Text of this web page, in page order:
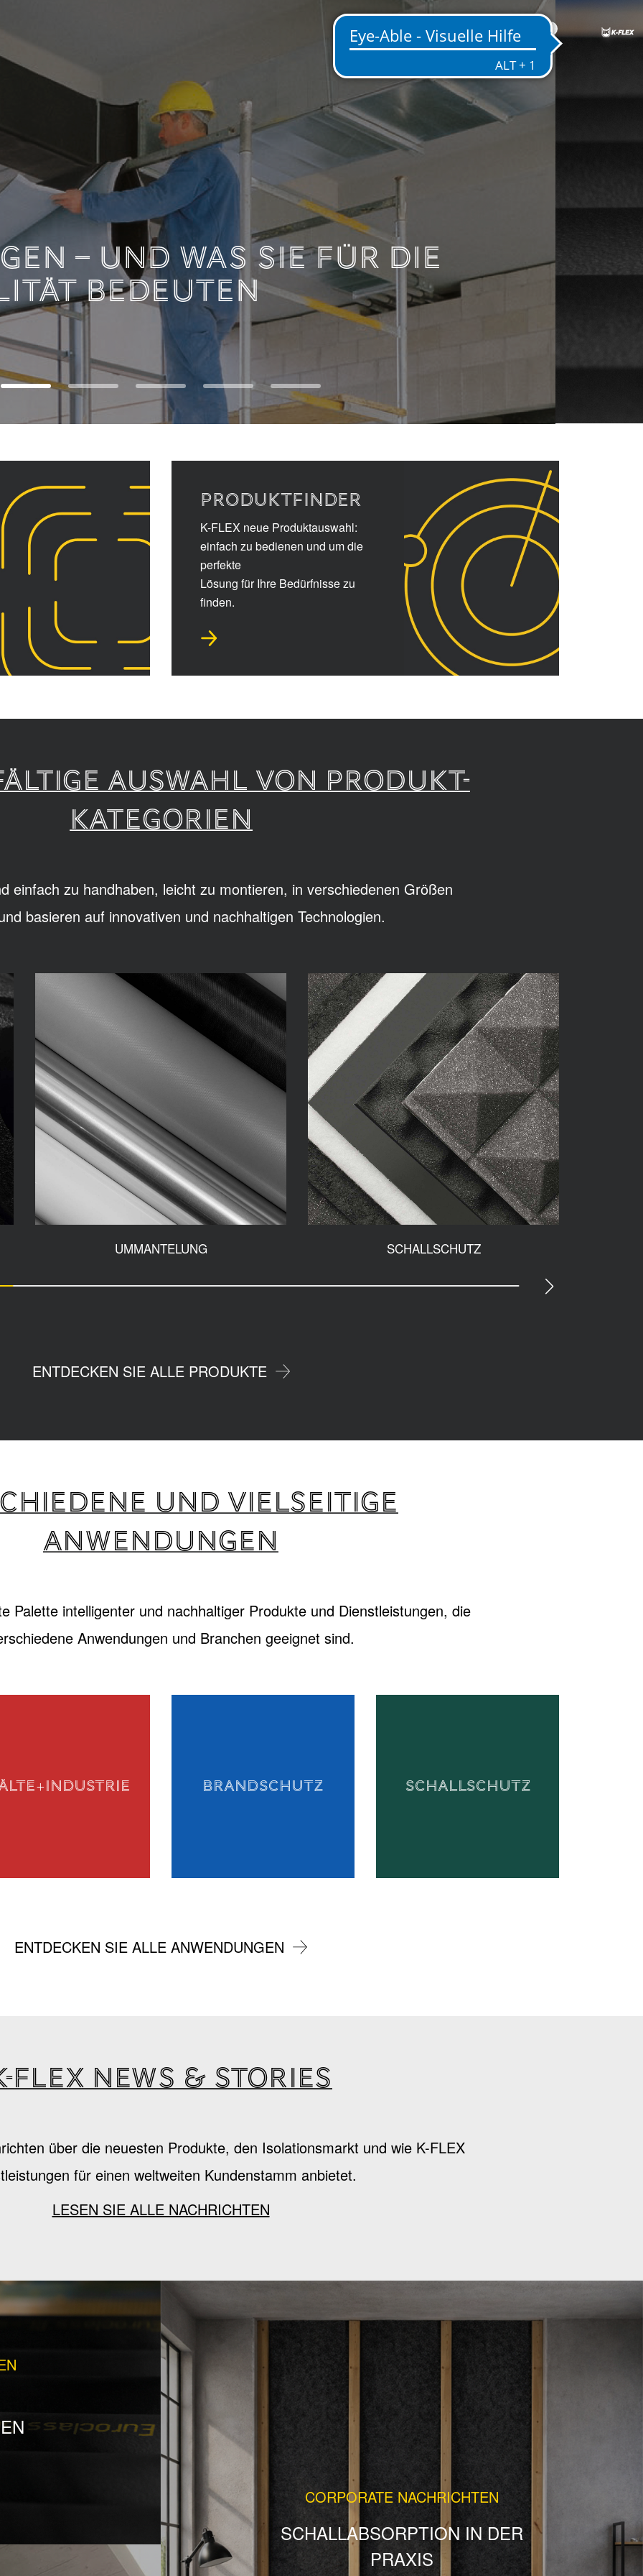
DE
LESEN
PRODUKTFINDER
K-FLEX neue Produktauswahl:
einfach zu bedienen und um die
perfekte
Lösung für Ihre Bedürfnisse zu
finden.
AUSWAHL VON PRODUKT-
KATEGORIEN
einfach zu handhaben, leicht zu montieren, in verschiedenen Größen
basieren auf innovativen und nachhaltigen Technologien.
UMMANTELUNG SCHALLSCHUTZ
ENTDECKEN SIE ALLE PRODUKTE
UND VIELSEITIGE
ANWENDUNGEN
Palette intelligenter und nachhaltiger Produkte und Dienstleistungen, die
Anwendungen und Branchen geeignet sind.
BRANDSCHUTZ SCHALLSCHUTZ
ENTDECKEN SIE ALLE ANWENDUNGEN
Flex news & stories
über die neuesten Produkte, den Isolationsmarkt und wie K-FLEX
für einen weltweiten Kundenstamm anbietet.
LESEN SIE ALLE NACHRICHTEN
CORPORATE NACHRICHTEN
SCHALLABSORPTION IN DER
PRAXIS